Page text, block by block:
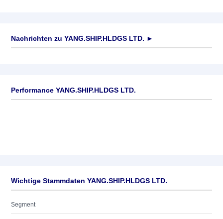
Nachrichten zu YANG.SHIP.HLDGS LTD. ►
Performance YANG.SHIP.HLDGS LTD.
Wichtige Stammdaten YANG.SHIP.HLDGS LTD.
Segment